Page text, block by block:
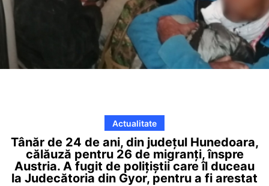
Actualitate
Tânăr de 24 de ani, din județul Hunedoara,
călăuză pentru 26 de migranți, înspre
Austria. A fugit de polițiștii care îl duceau
la Judecătoria din Gyor, pentru a fi arestat